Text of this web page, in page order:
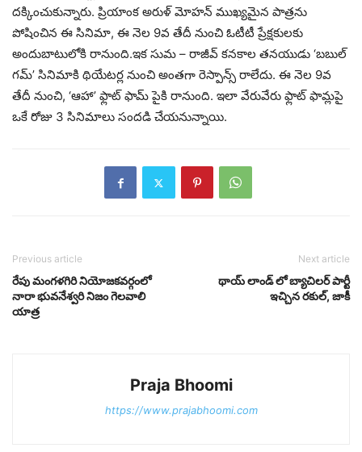
దక్కించుకున్నారు. ప్రియాంక అరుళ్ మోహన్ ముఖ్యమైన పాత్రను
పోషించిన ఈ సినిమా, ఈ నెల 9వ తేదీ నుంచి ఓటీటీ ప్రేక్షకులకు
అందుబాటులోకి రానుంది.ఇక సుమ – రాజీవ్ కనకాల తనయుడు ‘బబుల్
గమ్’ సినిమాకి థియేటర్ల నుంచి అంతగా రెస్పాన్స్ రాలేదు. ఈ నెల 9వ
తేదీ నుంచి, ‘ఆహా’ ఫ్లాట్ ఫామ్ పైకి రానుంది. ఇలా వేరువేరు ఫ్లాట్ ఫామ్లపై
ఒకే రోజు 3 సినిమాలు సందడి చేయనున్నాయి.
Previous article
రేపు మంగళగిరి నియోజకవర్గంలో
నారా భువనేశ్వరి నిజం గెలవాలి
యాత్ర
Next article
థాయ్ లాండ్ లో బ్యాచిలర్ పార్టీ
ఇచ్చిన రకుల్, జాకీ
Praja Bhoomi
https://www.prajabhoomi.com